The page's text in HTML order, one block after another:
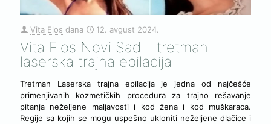
Vita Elos dana 12. avgust 2024.
Vita Elos Novi Sad – tretman
laserska trajna epilacija
Tretman Laserska trajna epilacija je jedna od najčešće
primenjivanih kozmetičkih procedura za trajno rešavanje
pitanja neželjene maljavosti i kod žena i kod muškaraca.
Regije sa kojih se mogu uspešno ukloniti neželjene dlačice i